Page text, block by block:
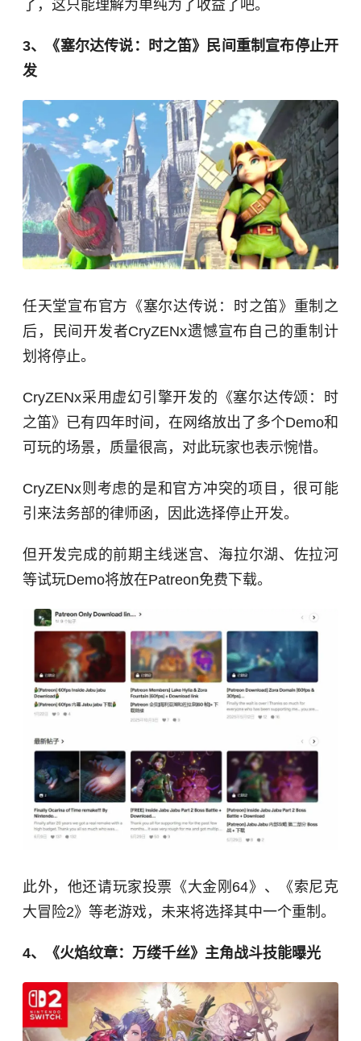
了，这只能理解为单纯为了收益了吧。
3、《塞尔达传说：时之笛》民间重制宣布停止开
发
任天堂宣布官方《塞尔达传说：时之笛》重制之
后，民间开发者CryZENx遗憾宣布自己的重制计
划将停止。
CryZENx采用虚幻引擎开发的《塞尔达传颂：时
之笛》已有四年时间，在网络放出了多个Demo和
可玩的场景，质量很高，对此玩家也表示惋惜。
CryZENx则考虑的是和官方冲突的项目，很可能
引来法务部的律师函，因此选择停止开发。
但开发完成的前期主线迷宫、海拉尔湖、佐拉河
等试玩Demo将放在Patreon免费下载。
此外，他还请玩家投票《大金刚64》、《索尼克
大冒险2》等老游戏，未来将选择其中一个重制。
4、《火焰纹章：万缕千丝》主角战斗技能曝光